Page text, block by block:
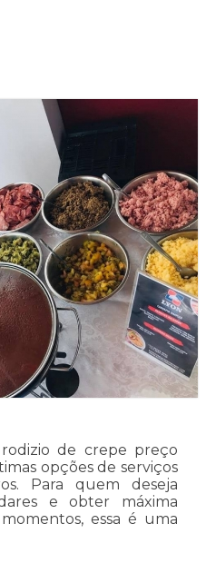
de crepe preço
opções de serviços
Para quem deseja
e obter máxima
essa é uma